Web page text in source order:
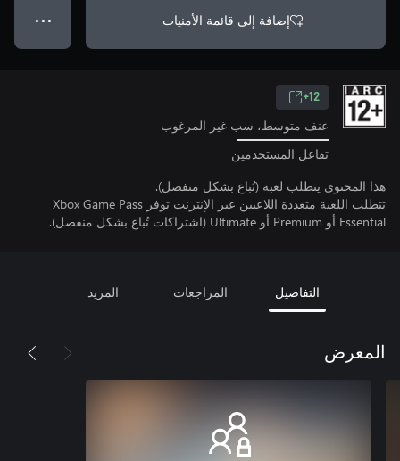
إضافة إلى قائمة الأمنيات ● ● ●
12+
عنف متوسط، سب غير المرغوب
تفاعل المستخدمين
هذا المحتوى يتطلب لعبة (تُباع بشكل منفصل).
تتطلب اللعبة متعددة اللاعبين عبر الإنترنت توفر Xbox Game Pass
Essential أو Premium أو Ultimate (اشتراكات تُباع بشكل منفصل).
التفاصيل المراجعات المزيد
المعرض